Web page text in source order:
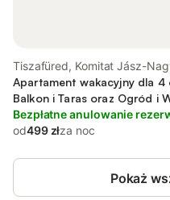
Tiszafüred, Komitat Jász-
Szolnok
Apartament wakacyjny dla 4
Balkon i Taras oraz Ogród i
jezioro
Bezpłatne anulowanie
od499 złza noc
Pokaż